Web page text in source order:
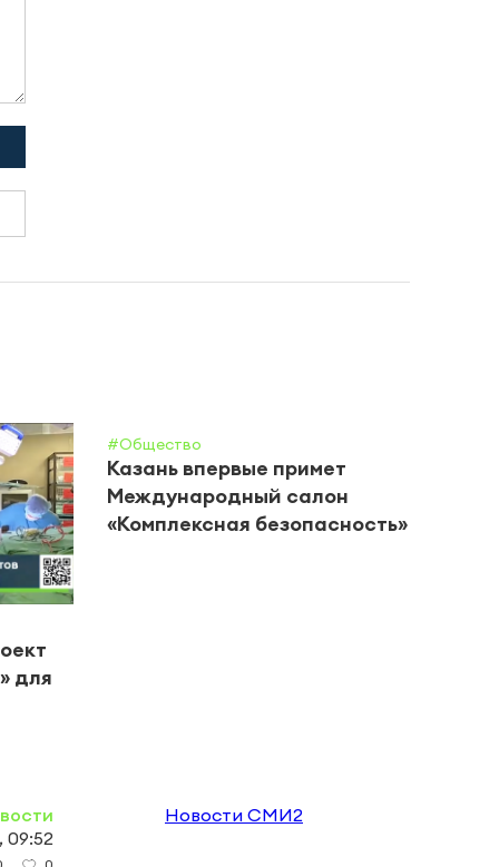
для
#Общество
Казань впервые примет
Международный салон
«Комплексная безопасность»
09:52
Новости СМИ2